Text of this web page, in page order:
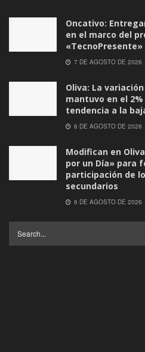
Oncativo:
en el marco del
«TecnoPresente»
7 DE AGOSTO DE 2026
Oliva: La
mantuvo en el
tendencia a la
6 DE AGOSTO DE 2026
Modifican en
por un Día» para
participación de
secundarios
6 DE AGOSTO DE 2026